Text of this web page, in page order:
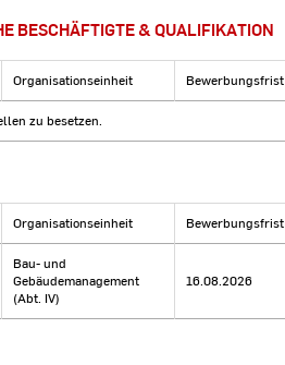
BESCHÄFTIGTE & QUALIFIKATION
Organisationseinheit Bewerbungsfrist
zu besetzen.
Organisationseinheit Bewerbungsfrist
Bau- und
Gebäudemanagement
(Abt. IV)
16.08.2026